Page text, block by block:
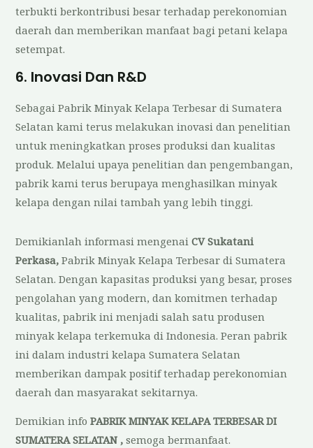
terbukti berkontribusi besar terhadap perekonomian
daerah dan memberikan manfaat bagi petani kelapa
setempat.
6. Inovasi Dan R&D
Sebagai Pabrik Minyak Kelapa Terbesar di Sumatera
Selatan kami terus melakukan inovasi dan penelitian
untuk meningkatkan proses produksi dan kualitas
produk. Melalui upaya penelitian dan pengembangan,
pabrik kami terus berupaya menghasilkan minyak
kelapa dengan nilai tambah yang lebih tinggi.
Demikianlah informasi mengenaiCV Sukatani
Perkasa,Pabrik Minyak Kelapa Terbesar di Sumatera
Selatan. Dengan kapasitas produksi yang besar, proses
pengolahan yang modern, dan komitmen terhadap
kualitas, pabrik ini menjadi salah satu produsen
minyak kelapa terkemuka di Indonesia. Peran pabrik
ini dalam industri kelapa Sumatera Selatan
memberikan dampak positif terhadap perekonomian
daerah dan masyarakat sekitarnya.
Demikian infoPABRIK MINYAK KELAPA TERBESAR DI
SUMATERA SELATAN ,semoga bermanfaat.